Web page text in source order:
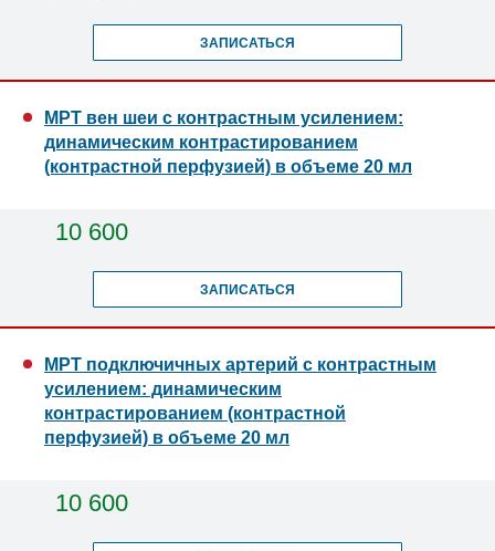
ЗАПИСАТЬСЯ
МРТ вен шеи с контрастным усилением:
динамическим контрастированием
(контрастной перфузией) в объеме 20 мл
10 600
ЗАПИСАТЬСЯ
МРТ подключичных артерий с контрастным
усилением: динамическим
контрастированием (контрастной
перфузией) в объеме 20 мл
10 600